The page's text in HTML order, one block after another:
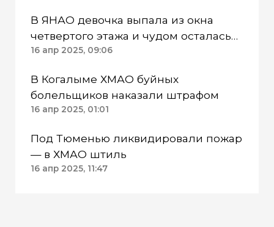
В ЯНАО девочка выпала из окна
четвертого этажа и чудом осталась
жива: начата проверка СКР
16 апр 2025, 09:06
В Когалыме ХМАО буйных
болельщиков наказали штрафом
16 апр 2025, 01:01
Под Тюменью ликвидировали пожар
— в ХМАО штиль
16 апр 2025, 11:47